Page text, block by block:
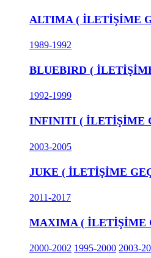
ALTIMA ( İLETİŞİME
1989-1992
BLUEBIRD (
1992-1999
INFINITI ( İLETİŞİME
2003-2005
JUKE ( İLETİŞİME
2011-2017
MAXIMA ( İLETİŞİME
2000-2002 1995-2000 2003-